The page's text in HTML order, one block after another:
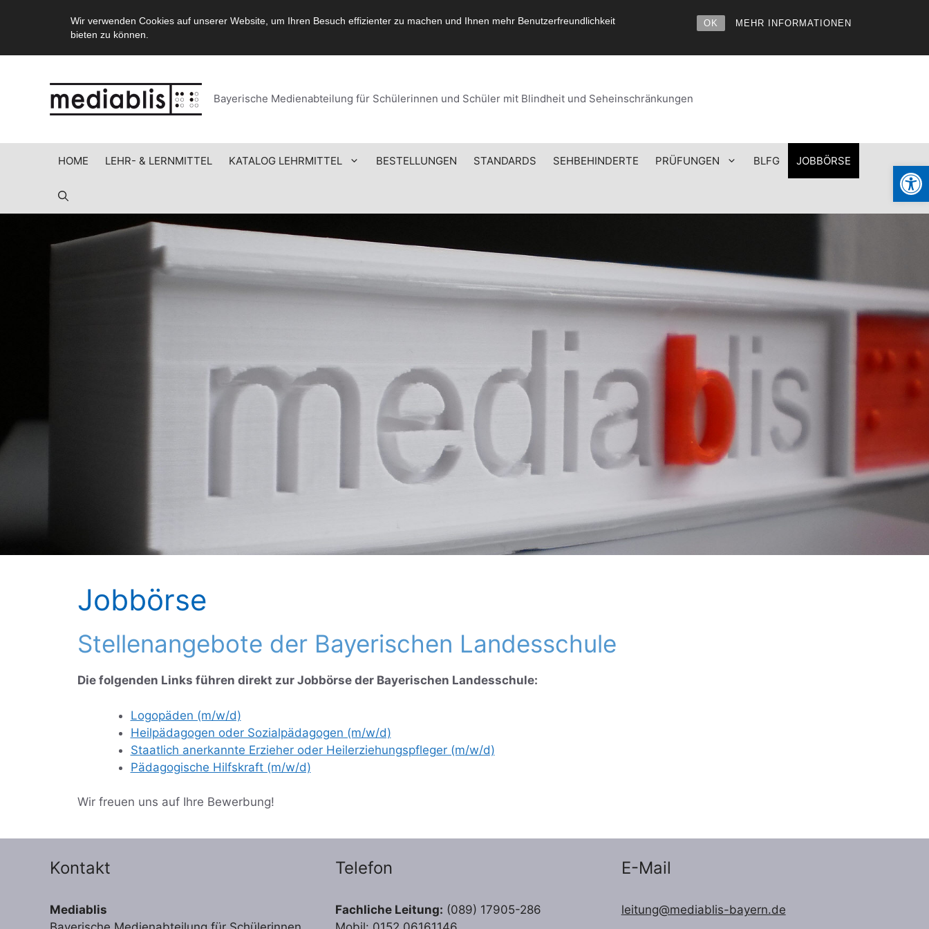
Wir verwenden Cookies auf unserer Website, um Ihren Besuch effizienter zu machen und Ihnen mehr Benutzerfreundlichkeit
bieten zu können.
OK MEHR INFORMATIONEN
Bayerische Medienabteilung für Schülerinnen und Schüler mit Blindheit und Seheinschränkungen
HOME LEHR- & LERNMITTEL KATALOG LEHRMITTEL BESTELLUNGEN STANDARDS SEHBEHINDERTE PRÜFUNGEN BLFG JOBBÖRSE
Jobbörse
Stellenangebote der Bayerischen Landesschule
Die folgenden Links führen direkt zur Jobbörse der Bayerischen Landesschule:
Logopäden (m/w/d)
Heilpädagogen oder Sozialpädagogen (m/w/d)
Staatlich anerkannte Erzieher oder Heilerziehungspfleger (m/w/d)
Pädagogische Hilfskraft (m/w/d)
Wir freuen uns auf Ihre Bewerbung!
Kontakt
Mediablis
Telefon
Fachliche Leitung: (089) 17905-286
E-Mail
leitung@mediablis-bayern.de